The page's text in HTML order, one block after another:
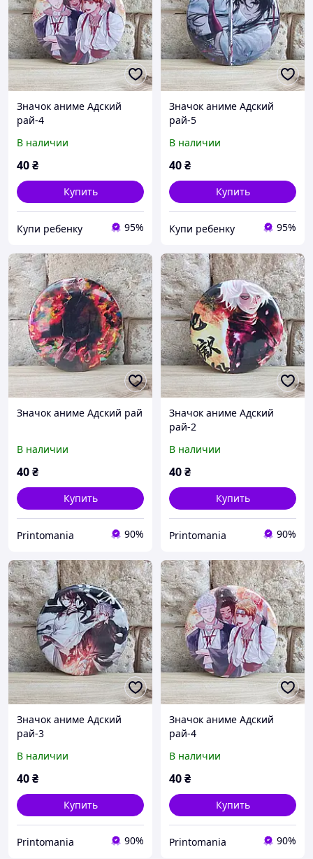
Значок аниме Адский
рай-4
В наличии
40₴
Купить
Купи ребенку 95%
Значок аниме Адский
рай-5
В наличии
40₴
Купить
Купи ребенку 95%
Значок аниме Адский рай
В наличии
40₴
Купить
Printomania 90%
Значок аниме Адский
рай-2
В наличии
40₴
Купить
Printomania 90%
Значок аниме Адский
рай-3
В наличии
40₴
Купить
Printomania 90%
Значок аниме Адский
рай-4
В наличии
40₴
Купить
Printomania 90%